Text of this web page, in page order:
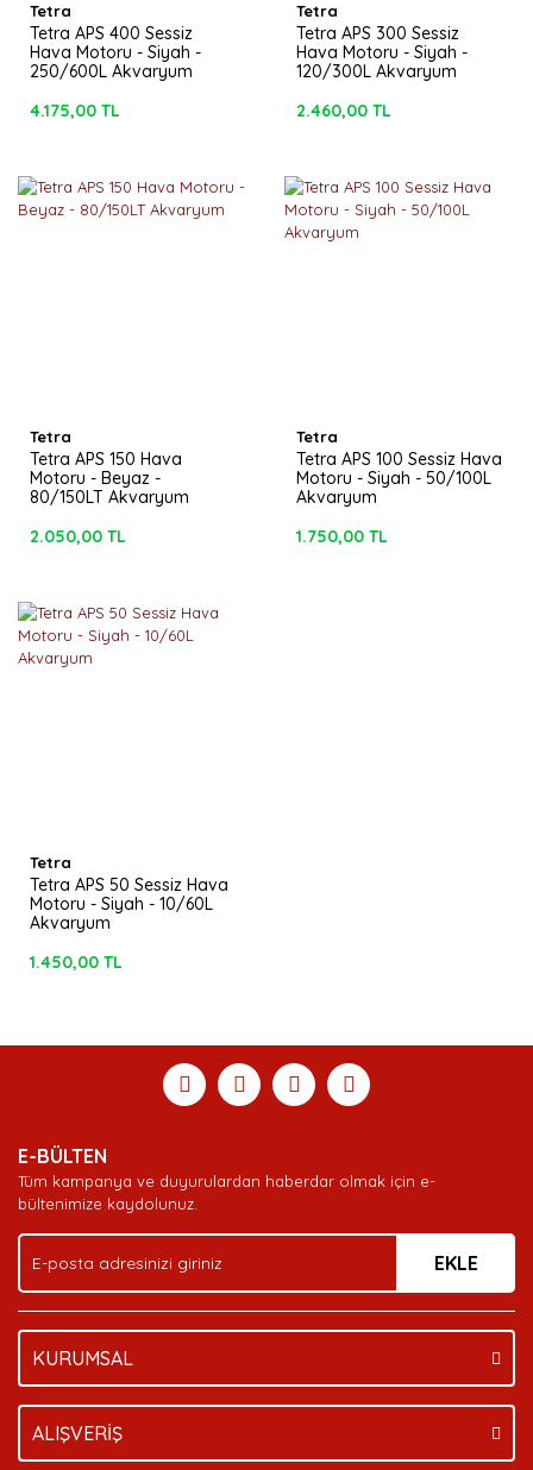
Tetra
Tetra APS 400 Sessiz
Hava Motoru - Siyah -
250/600L Akvaryum
4.175,00 TL
Tetra
Tetra APS 300 Sessiz
Hava Motoru - Siyah -
120/300L Akvaryum
2.460,00 TL
Tetra
Tetra APS 150 Hava
Motoru - Beyaz -
80/150LT Akvaryum
2.050,00 TL
Tetra
Tetra APS 100 Sessiz Hava
Motoru - Siyah - 50/100L
Akvaryum
1.750,00 TL
Tetra
Tetra APS 50 Sessiz Hava
Motoru - Siyah - 10/60L
Akvaryum
1.450,00 TL
E-BÜLTEN
Tüm kampanya ve duyurulardan haberdar olmak için e-
bültenimize kaydolunuz.
EKLE
KURUMSAL
ALIŞVERİŞ